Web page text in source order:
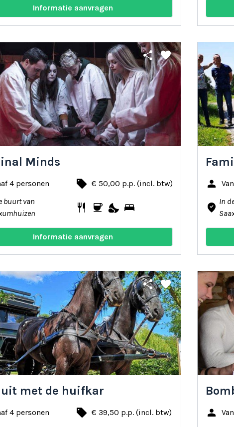
Informatie aanvragen
share favorite
Minds
4 personen local_offer € 50,00 p.p. (incl. btw)
buurt van
restaurant coffee nights_stay bed
Informatie aanvragen
person
where_to_vote In
share favorite
uit met de huifkar
4 personen local_offer € 39,50 p.p. (incl. btw)
person